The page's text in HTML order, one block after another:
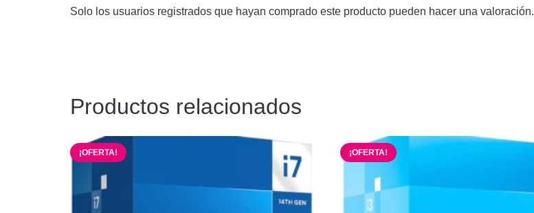
Solo los usuarios registrados que hayan comprado este producto pueden hacer una valoración.
Productos relacionados
¡OFERTA! ¡OFERTA!